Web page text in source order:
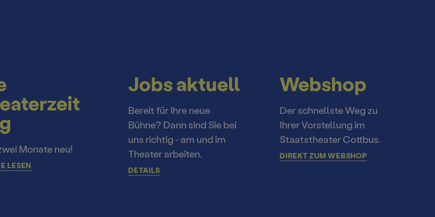
Monate neu!
LESEN
Jobs aktuell
Bereit für Ihre neue
Bühne? Dann sind Sie bei
uns richtig - am und im
Theater arbeiten.
DETAILS
Webshop
Der schnellste Weg zu
Ihrer Vorstellung im
Staatstheater Cottbus.
DIREKT ZUM WEBSHOP